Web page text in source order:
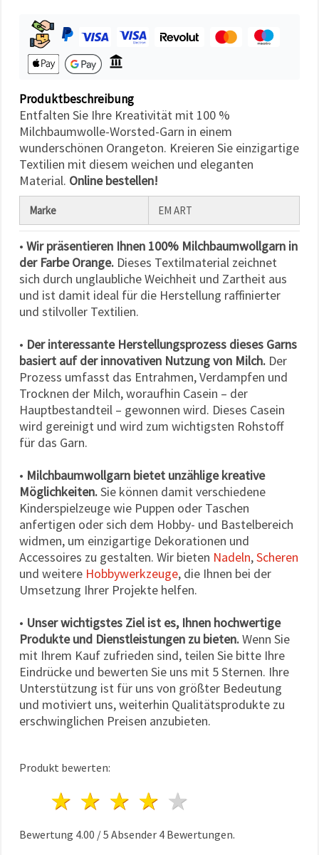
Alle
akzeptieren
Cookie-
Produktbeschreibung
Entfalten Sie Ihre Kreativität mit 100 %
Milchbaumwolle-Worsted-Garn in einem
wunderschönen Orangeton. Kreieren Sie einzigartige
Textilien mit diesem weichen und eleganten
Material. Online bestellen!
Marke EM ART
• Wir präsentieren Ihnen 100% Milchbaumwollgarn in
der Farbe Orange. Dieses Textilmaterial zeichnet
sich durch unglaubliche Weichheit und Zartheit aus
und ist damit ideal für die Herstellung raffinierter
und stilvoller Textilien.
• Der interessante Herstellungsprozess dieses Garns
basiert auf der innovativen Nutzung von Milch. Der
Prozess umfasst das Entrahmen, Verdampfen und
Trocknen der Milch, woraufhin Casein – der
Hauptbestandteil – gewonnen wird. Dieses Casein
wird gereinigt und wird zum wichtigsten Rohstoff
für das Garn.
• Milchbaumwollgarn bietet unzählige kreative
Möglichkeiten.Sie können damit verschiedene
Kinderspielzeuge wie Puppen oder Taschen
anfertigen oder sich dem Hobby- und Bastelbereich
widmen, um einzigartige Dekorationen und
Accessoires zu gestalten. Wir bieten Nadeln,Scheren
und weitere Hobbywerkzeuge, die Ihnen bei der
Umsetzung Ihrer Projekte helfen.
• Unser wichtigstes Ziel ist es, Ihnen hochwertige
Produkte und Dienstleistungen zu bieten.Wenn Sie
mit Ihrem Kauf zufrieden sind, teilen Sie bitte Ihre
Eindrücke und bewerten Sie uns mit 5 Sternen. Ihre
Unterstützung ist für uns von größter Bedeutung
und motiviert uns, weiterhin Qualitätsprodukte zu
erschwinglichen Preisen anzubieten.
Produkt bewerten:
4 Sterne
3 Sterne
2 Sterne
1 Stern
Bewertung 4.00 /5 Absender 4 Bewertungen.